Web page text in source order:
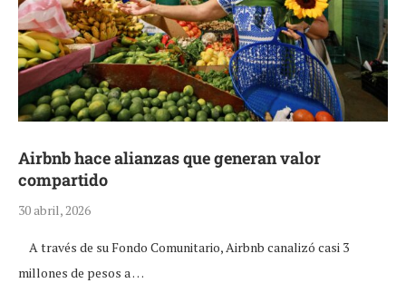
Airbnb hace alianzas que generan valor
compartido
30 abril, 2026
A través de su Fondo Comunitario, Airbnb canalizó casi 3
millones de pesos a …